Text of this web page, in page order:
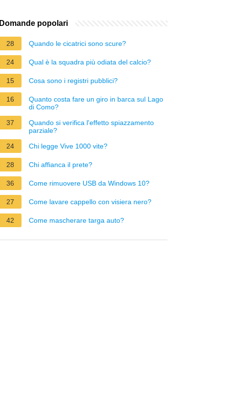
Domande popolari
28 Quando le cicatrici sono scure?
24 Qual è la squadra più odiata del calcio?
15 Cosa sono i registri pubblici?
16
Quanto costa fare un giro in barca sul Lago
di Como?
37
Quando si verifica l'effetto spiazzamento
parziale?
24
Chi legge Vive 1000 vite?
28 Chi affianca il prete?
36 Come rimuovere USB da Windows 10?
27 Come lavare cappello con visiera nero?
42 Come mascherare targa auto?